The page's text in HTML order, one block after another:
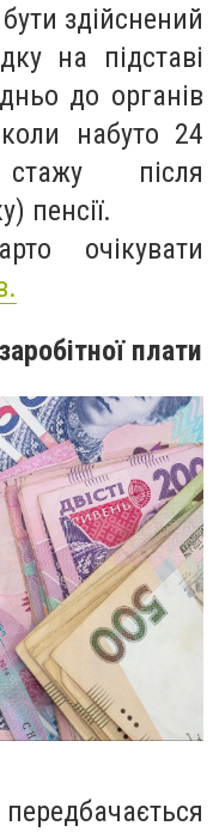
здійснений
на підставі
до органів
набуто 24
після
пенсії.
очікувати
плати